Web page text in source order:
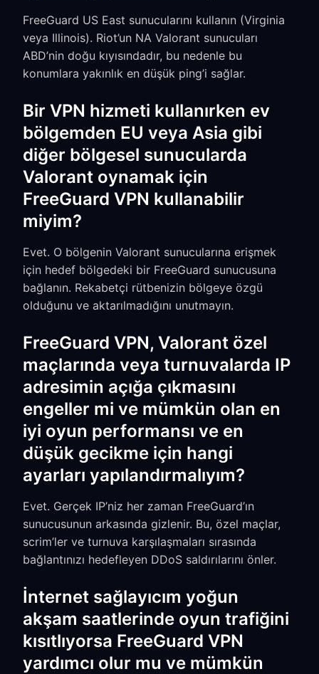
FreeGuard US East sunucularını kullanın (Virginia
veya Illinois). Riot’un NA Valorant sunucuları
ABD’nin doğu kıyısındadır, bu nedenle bu
konumlara yakınlık en düşük ping’i sağlar.
Bir VPN hizmeti kullanırken ev
bölgemden EU veya Asia gibi
diğer bölgesel sunucularda
Valorant oynamak için
FreeGuard VPN kullanabilir
miyim?
Evet. O bölgenin Valorant sunucularına erişmek
için hedef bölgedeki bir FreeGuard sunucusuna
bağlanın. Rekabetçi rütbenizin bölgeye özgü
olduğunu ve aktarılmadığını unutmayın.
FreeGuard VPN, Valorant özel
maçlarında veya turnuvalarda IP
adresimin açığa çıkmasını
engeller mi ve mümkün olan en
iyi oyun performansı ve en
düşük gecikme için hangi
ayarları yapılandırmalıyım?
Evet. Gerçek IP’niz her zaman FreeGuard’ın
sunucusunun arkasında gizlenir. Bu, özel maçlar,
scrim’ler ve turnuva karşılaşmaları sırasında
bağlantınızı hedefleyen DDoS saldırılarını önler.
İnternet sağlayıcım yoğun
akşam saatlerinde oyun trafiğini
kısıtlıyorsa FreeGuard VPN
yardımcı olur mu ve mümkün